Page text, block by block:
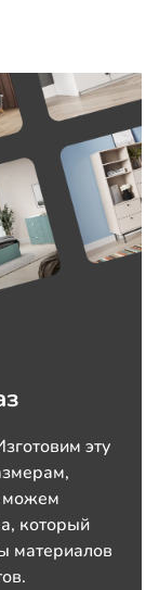
эту
можем
который
материалов